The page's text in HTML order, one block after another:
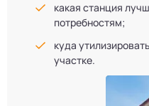
какая станция
потребностям;
куда
участке.